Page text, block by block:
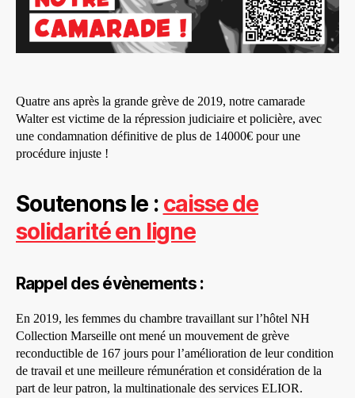
Quatre ans après la grande grève de 2019, notre camarade
Walter est victime de la répression judiciaire et policière, avec
une condamnation définitive de plus de 14000€ pour une
procédure injuste !
Soutenons le : caisse de
solidarité en ligne
Rappel des évènements :
En 2019, les femmes du chambre travaillant sur l’hôtel NH
Collection Marseille ont mené un mouvement de grève
reconductible de 167 jours pour l’amélioration de leur condition
de travail et une meilleure rémunération et considération de la
part de leur patron, la multinationale des services ELIOR.